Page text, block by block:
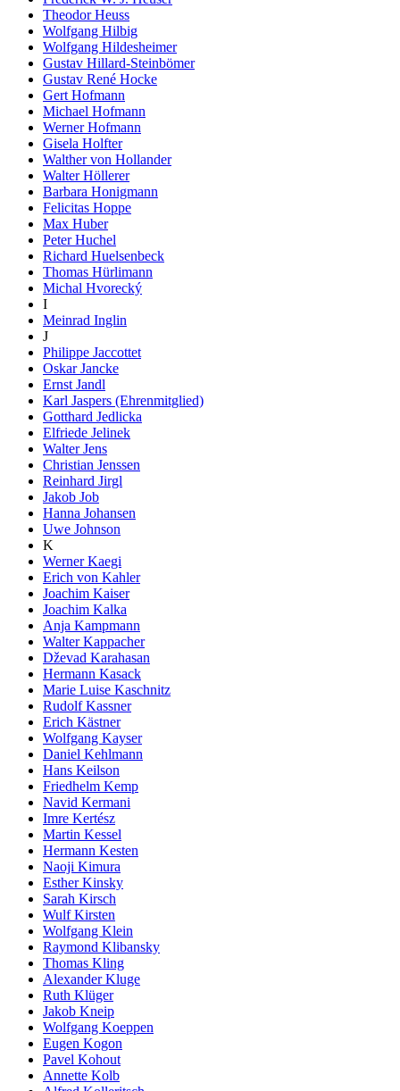
Theodor Heuss
Wolfgang Hilbig
Wolfgang Hildesheimer
Gustav Hillard-Steinbömer
Gustav René Hocke
Gert Hofmann
Michael Hofmann
Werner Hofmann
Gisela Holfter
Walther von Hollander
Walter Höllerer
Barbara Honigmann
Felicitas Hoppe
Max Huber
Peter Huchel
Richard Huelsenbeck
Thomas Hürlimann
Michal Hvorecký
I
Meinrad Inglin
J
Philippe Jaccottet
Oskar Jancke
Ernst Jandl
Karl Jaspers (Ehrenmitglied)
Gotthard Jedlicka
Elfriede Jelinek
Walter Jens
Christian Jenssen
Reinhard Jirgl
Jakob Job
Hanna Johansen
Uwe Johnson
K
Werner Kaegi
Erich von Kahler
Joachim Kaiser
Joachim Kalka
Anja Kampmann
Walter Kappacher
Dževad Karahasan
Hermann Kasack
Marie Luise Kaschnitz
Rudolf Kassner
Erich Kästner
Wolfgang Kayser
Daniel Kehlmann
Hans Keilson
Friedhelm Kemp
Navid Kermani
Imre Kertész
Martin Kessel
Hermann Kesten
Naoji Kimura
Esther Kinsky
Sarah Kirsch
Wulf Kirsten
Wolfgang Klein
Raymond Klibansky
Thomas Kling
Alexander Kluge
Ruth Klüger
Jakob Kneip
Wolfgang Koeppen
Eugen Kogon
Pavel Kohout
Annette Kolb